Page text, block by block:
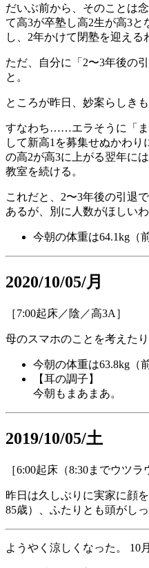
だいぶ前から、そのことは
て高3が卒塾し高2生が高3
し、2年かけて閉塾を迎える
ただ、自分に「2〜3年後の
と。
ところが昨日、妙案らしき
すなわち……エラそうに「ま
して新高1を募集せぬかわ
の高2が高3に上がる翌年に
教室を続ける。
これだと、2〜3年後の引退
あるが、別に人数がほしい
今朝の体重は64.1kg（
2020/10/05/月
［7:00起床／陰／高3A］
母のスマホのことを考えた
今朝の体重は63.8kg（
【耳の調子】
今朝もまあまあ。
2019/10/05/土
［6:00起床（8:30までウツ
昨日は久しぶりに実家に顔
85歳）、ふたりとも頭がし
ようやく涼しくなった。 10